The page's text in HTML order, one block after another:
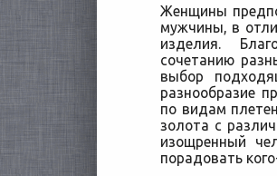
Женщины
мужчины, в
изделия.
сочетанию
выбор
разнообразие
по видам
золота с
изощренный
порадовать